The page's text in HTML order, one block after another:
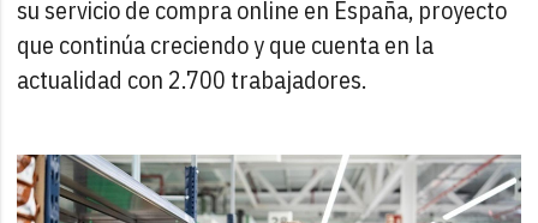
su servicio de compra online en España, proyecto
que continúa creciendo y que cuenta en la
actualidad con 2.700 trabajadores.